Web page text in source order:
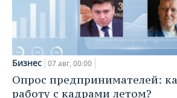
Бизнес 07 авг, 00:00
Опрос предпринимателей:
работу с кадрами летом?